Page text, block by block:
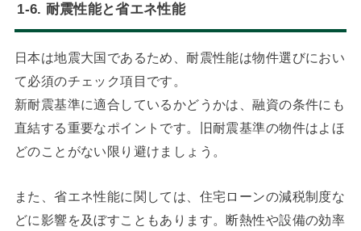
1-6. 耐震性能と省エネ性能
日本は地震大国であるため、耐震性能は物件選びにおい
て必須のチェック項目です。
新耐震基準に適合しているかどうかは、融資の条件にも
直結する重要なポイントです。旧耐震基準の物件はよほ
どのことがない限り避けましょう。
また、省エネ性能に関しては、住宅ローンの減税制度な
どに影響を及ぼすこともあります。断熱性や設備の効率